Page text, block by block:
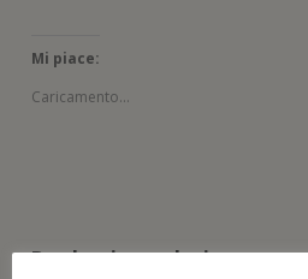
Mi piace:
Caricamento...
Prodotti correlati